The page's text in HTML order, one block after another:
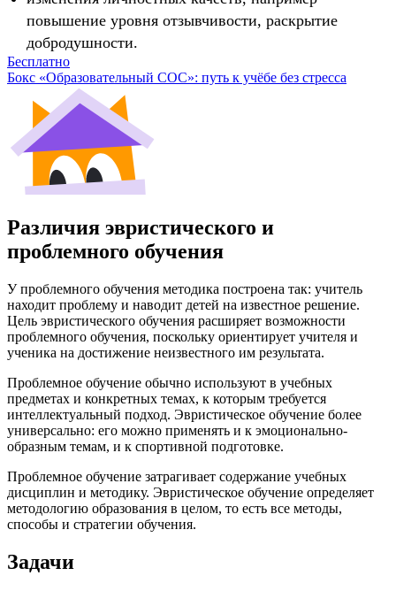
повышение уровня отзывчивости, раскрытие
добродушности.
Бесплатно
Бокс «Образовательный СОС»: путь к учёбе без стресса
Различия эвристического и
проблемного обучения
У проблемного обучения методика построена так: учитель
находит проблему и наводит детей на известное решение.
Цель эвристического обучения расширяет возможности
проблемного обучения, поскольку ориентирует учителя и
ученика на достижение неизвестного им результата.
Проблемное обучение обычно используют в учебных
предметах и конкретных темах, к которым требуется
интеллектуальный подход. Эвристическое обучение более
универсально: его можно применять и к эмоционально-
образным темам, и к спортивной подготовке.
Проблемное обучение затрагивает содержание учебных
дисциплин и методику. Эвристическое обучение определяет
методологию образования в целом, то есть все методы,
способы и стратегии обучения.
Задачи